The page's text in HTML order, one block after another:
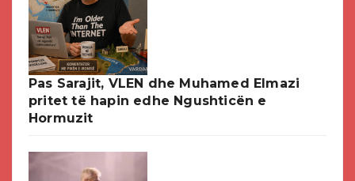
Pas Sarajit, VLEN dhe Muhamed Elmazi
pritet të hapin edhe Ngushticën e
Hormuzit